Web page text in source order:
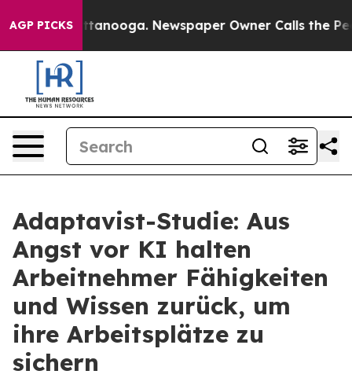
AGP PICKS
Chattanooga. Newspaper Owner Calls the People
Adaptavist-Studie: Aus
Angst vor KI halten
Arbeitnehmer Fähigkeiten
und Wissen zurück, um
ihre Arbeitsplätze zu
sichern